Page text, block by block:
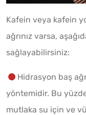
Kafein veya kafein
ağrınız varsa,
sağlayabilirsiniz:
Hidrasyon baş
yöntemidir. Bu
mutlaka su için ve